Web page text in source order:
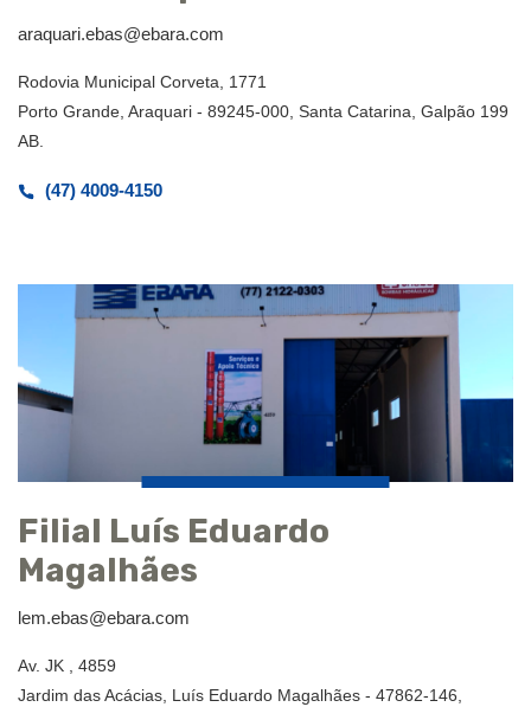
araquari.ebas@ebara.com
Rodovia Municipal Corveta, 1771
Porto Grande, Araquari - 89245-000, Santa Catarina, Galpão 199
AB.
(47) 4009-4150
Filial Luís Eduardo
Magalhães
lem.ebas@ebara.com
Av. JK , 4859
Jardim das Acácias, Luís Eduardo Magalhães - 47862-146,